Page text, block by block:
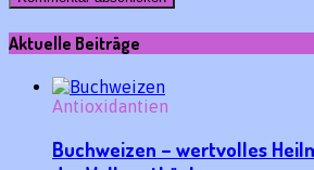
Aktuelle Beiträge
Antioxidantien
Buchweizen – wertvolles